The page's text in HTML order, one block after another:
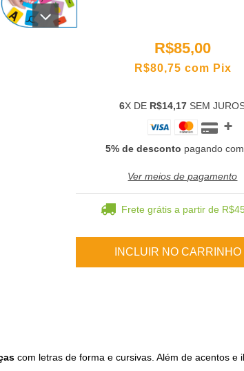
R$85,00
R$80,75 com Pix
6X DE R$14,17 SEM
5% de desconto pagando
Ver meios de pagamento
Frete grátis a partir de
com letras de forma e cursivas. Além de acentos e